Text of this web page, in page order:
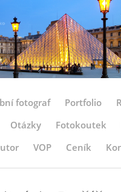
fotograf Portfolio
Otázky Fotokoutek
VOP Ceník